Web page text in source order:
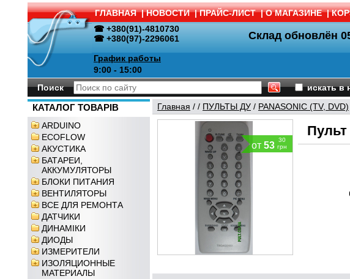
ГЛАВНАЯ | НОВОСТИ | ПРАЙС-ЛИСТ | О МАГАЗИНЕ |
☎ +380(91)-4810730
☎ +380(97)-2296061
График работы
9:00 - 15:00
Склад обновлён
Поиск искать в
КАТАЛОГ ТОВАРІВ
ARDUINO
ECOFLOW
АКУСТИКА
БАТАРЕИ,
АККУМУЛЯТОРЫ
БЛОКИ ПИТАНИЯ
ВЕНТИЛЯТОРЫ
ВСЕ ДЛЯ РЕМОНТА
ДАТЧИКИ
ДИНАМІКИ
ДИОДЫ
ИЗМЕРИТЕЛИ
ИЗОЛЯЦИОННЫЕ
МАТЕРИАЛЫ
Главная / / ПУЛЬТЫ ДУ / PANASONIC (TV, DVD)
от 53
30
грн
Пульт